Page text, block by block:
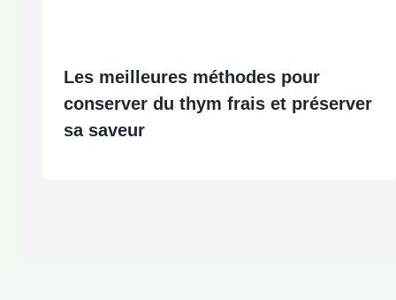
Les meilleures méthodes pour
conserver du thym frais et préserver
sa saveur